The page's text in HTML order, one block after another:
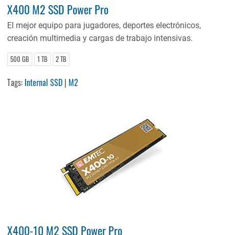
X400 M2 SSD Power Pro
El mejor equipo para jugadores, deportes electrónicos,
creación multimedia y cargas de trabajo intensivas.
500 GB 1 TB 2 TB
Tags: Internal SSD | M2
X400-10 M2 SSD Power Pro